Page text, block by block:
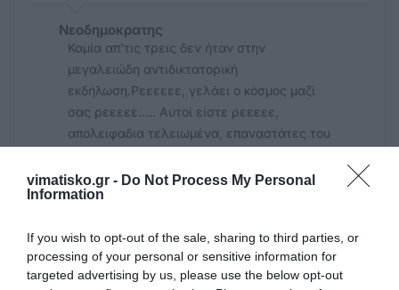
vimatisko.gr - Do Not Process My Personal
Information
If you wish to opt-out of the sale, sharing to third parties, or
processing of your personal or sensitive information for
targeted advertising by us, please use the below opt-out
Νεοδημοκρατης
Καμία απ'τις τρεις δεν ήταν στην
μεγαλειώδη αντιδικτατορική
εκδήλωση.Ρεεεεεε, γελάει ο κόσμος μαζί
σας ρεεεεε..... Αυτοί είστε ρεεεεε,
απολειφαδια τελειωμένα, επαναστάτες του
μέχρι να δείτε χιόνι στην Σαχάρα.....
05/08 - 09:19
ΣΤΗΝ ΓΕΡΜΑΝΙΑ ΨΙΧΑΛΙΖΕΙ